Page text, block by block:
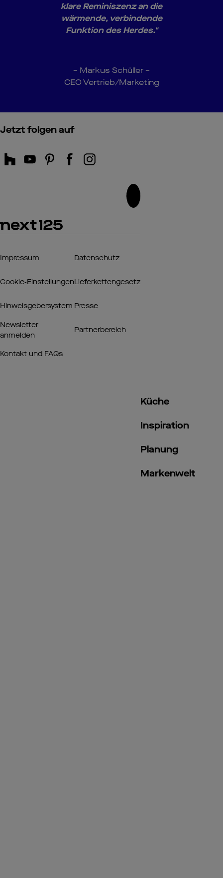
klare Reminiszenz an die
wärmende, verbindende
Funktion des Herdes."
– Markus Schüller –
CEO Vertrieb/Marketing
Küche
Inspiration
Planung
Markenwelt
Impressum Datenschutz
Cookie‑EinstellungenLieferkettengesetz
Hinweisgebersystem Presse
Newsletter
anmelden
Partnerbereich
Kontakt und FAQs
Jetzt folgen auf